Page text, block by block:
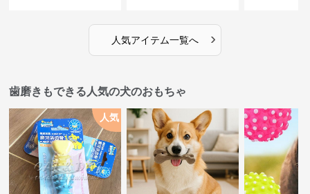
人気アイテム一覧へ ›
歯磨きもできる人気の犬のおもちゃ
人気